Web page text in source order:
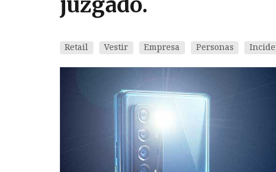
Retail Vestir Empresa Personas